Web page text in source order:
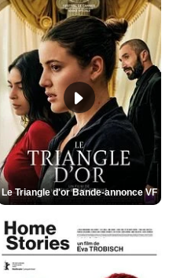
Le Triangle d'or Bande-annonce VF